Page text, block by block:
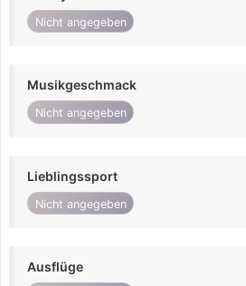
Nicht angegeben
Musikgeschmack
Nicht angegeben
Lieblingssport
Nicht angegeben
Ausflüge